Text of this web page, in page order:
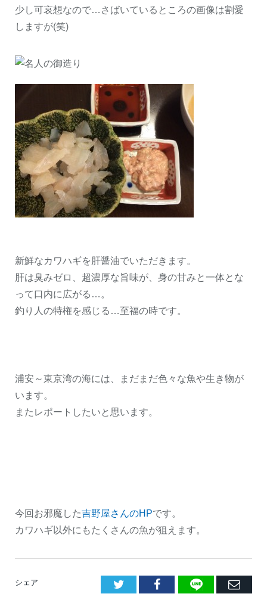
少し可哀想なので…さばいているところの画像は割愛
しますが(笑)
新鮮なカワハギを肝醤油でいただきます。
肝は臭みゼロ、超濃厚な旨味が、身の甘みと一体とな
って口内に広がる…。
釣り人の特権を感じる…至福の時です。
浦安～東京湾の海には、まだまだ色々な魚や生き物が
います。
またレポートしたいと思います。
今回お邪魔した吉野屋さんのHPです。
カワハギ以外にもたくさんの魚が狙えます。
シェア Facebook
LINE
E